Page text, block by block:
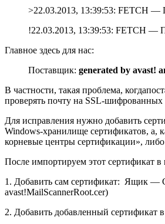
>22.03.2013, 13:39:53: FETCH —
!22.03.2013, 13:39:53: FETCH —
Главное здесь для нас:
Поставщик: generated by avast!
В частности, такая проблема,
проверять почту на SSL-шифрованных
Для исправления нужно добавить
Windows-хранилище сертификатов, а,
корневые центры сертификации»,
После импортируем этот сертификат
1. Добавить сам сертификат: Ящик
avast!MailScannerRoot.cer)
2. Добавить добавленный